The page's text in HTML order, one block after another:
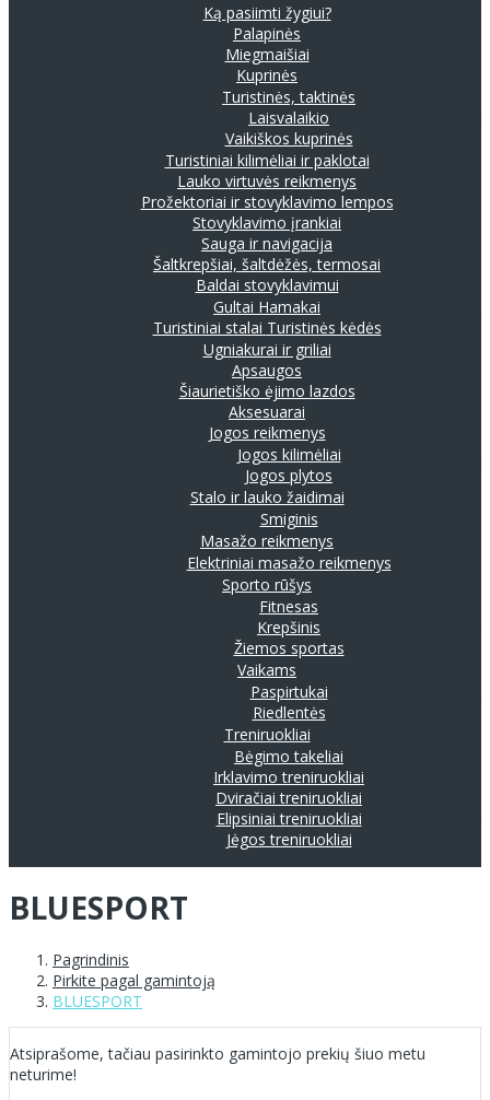
Ką pasiimti žygiui?
Palapinės
Miegmaišiai
Kuprinės
Turistinės, taktinės
Laisvalaikio
Vaikiškos kuprinės
Turistiniai kilimėliai ir paklotai
Lauko virtuvės reikmenys
Prožektoriai ir stovyklavimo lempos
Stovyklavimo įrankiai
Sauga ir navigacija
Šaltkrepšiai, šaltdėžės, termosai
Baldai stovyklavimui
Gultai Hamakai
Turistiniai stalai Turistinės kėdės
Ugniakurai ir griliai
Apsaugos
Šiaurietiško ėjimo lazdos
Aksesuarai
Jogos reikmenys
Jogos kilimėliai
Jogos plytos
Stalo ir lauko žaidimai
Smiginis
Masažo reikmenys
Elektriniai masažo reikmenys
Sporto rūšys
Fitnesas
Krepšinis
Žiemos sportas
Vaikams
Paspirtukai
Riedlentės
Treniruokliai
Bėgimo takeliai
Irklavimo treniruokliai
Dviračiai treniruokliai
Elipsiniai treniruokliai
Jėgos treniruokliai
BLUESPORT
Pagrindinis
Pirkite pagal gamintoją
BLUESPORT
Atsiprašome, tačiau pasirinkto gamintojo prekių šiuo metu
neturime!